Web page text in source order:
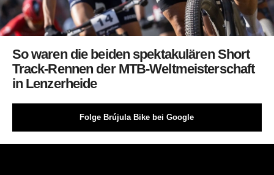
So waren die beiden spektakulären Short
Track-Rennen der MTB-Weltmeisterschaft
in Lenzerheide
Folge Brújula Bike bei Google